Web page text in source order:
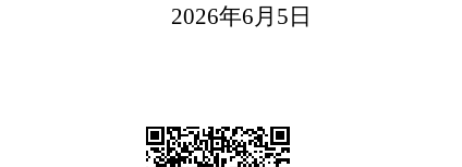
2026年6月 5 日